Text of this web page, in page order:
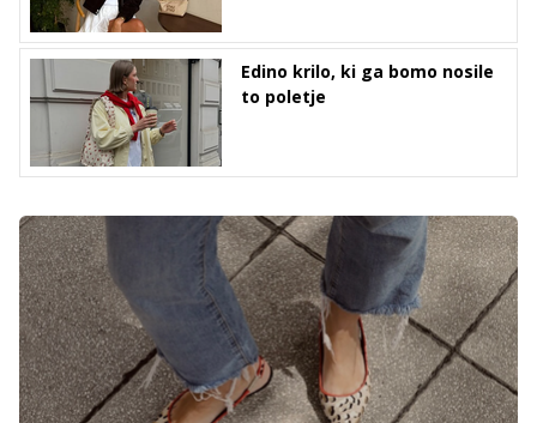
Edino krilo, ki ga bomo nosile
to poletje